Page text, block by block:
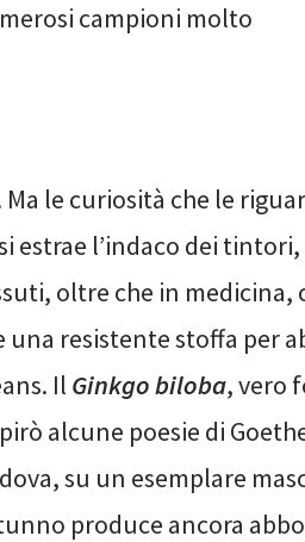
campioni molto
le curiosità che le
estrae l’indaco dei
oltre che in medicina,
una resistente stoffa per
Il Ginkgo biloba, vero
alcune poesie di
su un esemplare
produce ancora